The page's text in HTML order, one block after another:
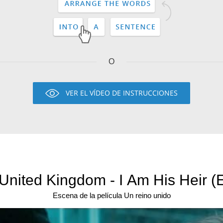
O
VER EL VÍDEO DE INSTRUCCIONES
Kingdom - I Am His Heir
Escena de la película Un reino unido